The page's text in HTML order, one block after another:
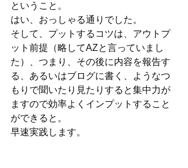
ということ。
はい、おっしゃる通りでした。
そして、プットするコツは、アウトプ
ット前提（略してAZと言っていまし
た）、つまり、その後に内容を報告す
る、あるいはブログに書く、ようなつ
もりで聞いたり見たりすると集中力が
ますので効率よくインプットすること
ができると。
早速実践します。